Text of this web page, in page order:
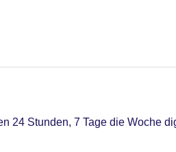
24 Stunden, 7 Tage die Woche